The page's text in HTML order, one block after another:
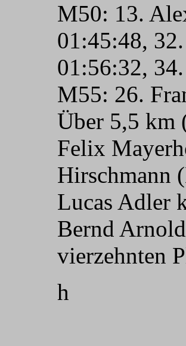
M50: 13.
01:45:48,
01:56:32,
M55: 26.
Über 5,5 km
Felix
Hirschmann
Lucas Adler
Bernd
vierzehnten
h